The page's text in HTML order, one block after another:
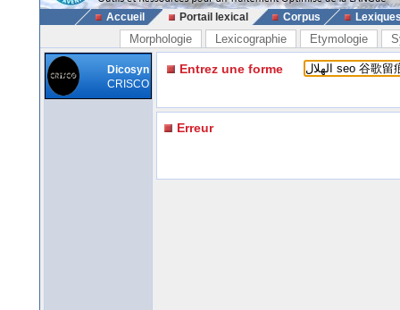
Accueil Portail lexical Corpus
Morphologie Lexicographie Etymologie
Dicosyn
CRISCO
Entrez une forme
Erreur